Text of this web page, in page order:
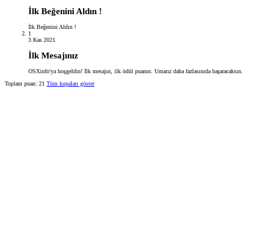
İlk Beğenini Aldın !
İlk Beğenini Aldın !
1
3 Kas 2021
İlk Mesajınız
OSXinfo'ya hoşgeldin! İlk mesajın, ilk ödül puanın. Umarız daha fazlasınıda başaracaksın.
Toplam puan: 21 Tüm kupaları göster